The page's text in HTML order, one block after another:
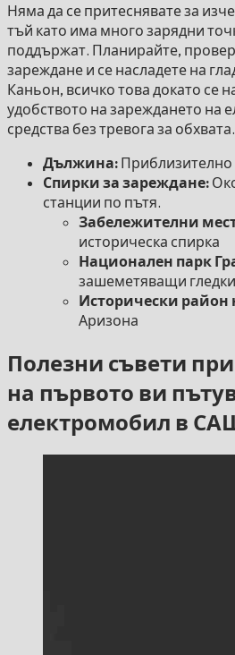
Няма да се притеснявате за
тъй като има много зарядни
поддържат. Планирайте,
зареждане и се насладете на
Каньон, всичко това докато се
удобството на зареждането на
средства без тревога за обхвата.
Дължина: Приблизително
Спирки за зареждане:
станции по пътя.
Забележителни
историческа спирка
Национален парк
зашеметяващи гледки
Исторически район
Аризона
Полезни съвети
на първото ви
електромобил в